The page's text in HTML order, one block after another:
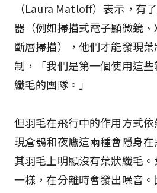
（Laura Matloff）表示，有
器（例如掃描式電子顯微鏡
斷層掃描），他們才能發現
制，「我們是第一個使用這
纖毛的團隊。」
但羽毛在飛行中的作用方式
現倉鴞和夜鷹這兩種會隱身在
其羽毛上明顯沒有葉狀纖毛
一樣，在分離時會發出噪音